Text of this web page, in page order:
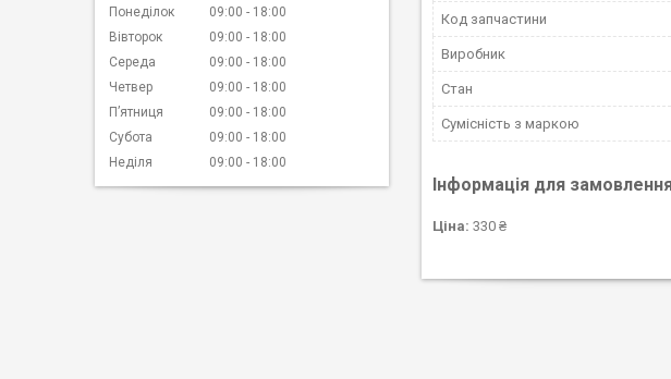
Код запчастини
Виробник
Стан
Сумісність з маркою
Інформація для
Ціна: 330 ₴
Понеділок 09:00
18:00
Вівторок
09:00
18:00
Середа
09:00
18:00
Четвер
09:00
18:00
Пʼятниця
09:00
18:00
Субота
09:00
18:00
Неділя
09:00 18:00